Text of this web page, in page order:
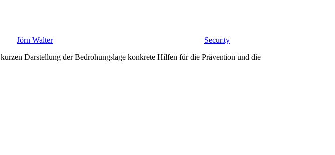
Jörn Walter
Security
Darstellung der Bedrohungslage konkrete Hilfen für die Prävention und die